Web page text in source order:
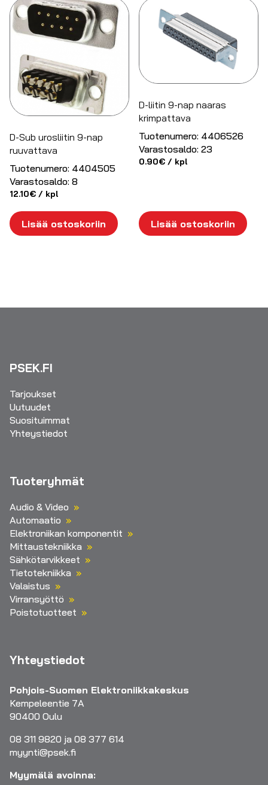
D-Sub urosliitin 9-nap
ruuvattava
Tuotenumero: 4404505
Varastosaldo: 8
12.10€ / kpl
Lisää ostoskoriin
D-liitin 9-nap naaras
krimpattava
Tuotenumero: 4406526
Varastosaldo: 23
0.90€ / kpl
Lisää ostoskoriin
PSEK.FI
Tarjoukset
Uutuudet
Suosituimmat
Yhteystiedot
Tuoteryhmät
Audio & Video
Automaatio
Elektroniikan komponentit
Mittaustekniikka
Sähkötarvikkeet
Tietotekniikka
Valaistus
Virransyöttö
Poistotuotteet
Yhteystiedot
Pohjois-Suomen Elektroniikkakeskus
Kempeleentie 7A
90400 Oulu
08 311 9820 ja 08 377 614
myynti@psek.fi
Myymälä avoinna: